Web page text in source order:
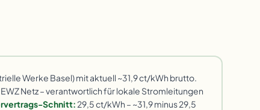
Werke Basel) mit aktuell ~31,9 ct/kWh brutto.
Netz – verantwortlich für lokale Stromleitungen
Schnitt: 29,5 ct/kWh – ~31,9 minus 29,5